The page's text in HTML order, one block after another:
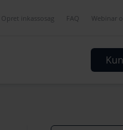
Opret inkassosag FAQ Webinar